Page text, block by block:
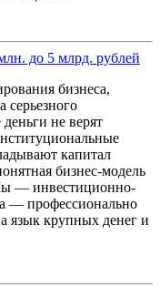
до 5 млрд. рублей
бизнеса,
серьезного
не верят
капитал
бизнес-модель
— инвестиционно-
— профессионально
язык крупных денег и